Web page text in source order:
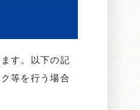
す。以下の記
等を行う場合